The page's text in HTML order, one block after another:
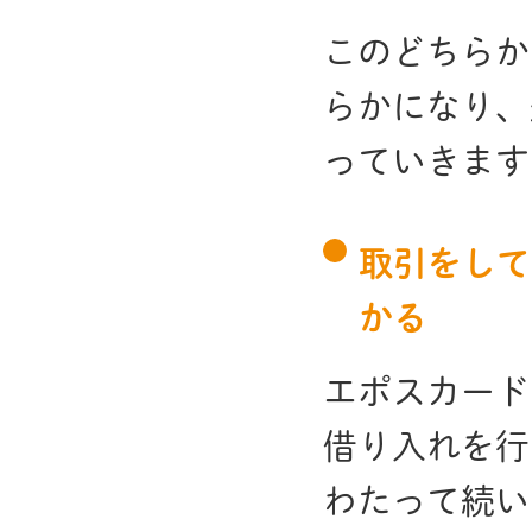
このどちら
らかになり
っていきま
取引をし
かる
エポスカー
借り入れを
わたって続